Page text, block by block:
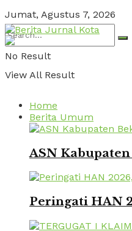
Jumat, Agustus 7, 2026
No Result
View All Result
Home
Berita Umum
ASN
Peringati HAN